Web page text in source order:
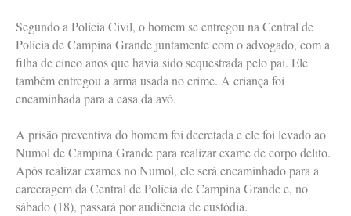
Segundo a Polícia Civil, o homem se entregou na Central de
Polícia de Campina Grande juntamente com o advogado, com a
filha de cinco anos que havia sido sequestrada pelo pai. Ele
também entregou a arma usada no crime. A criança foi
encaminhada para a casa da avó.
A prisão preventiva do homem foi decretada e ele foi levado ao
Numol de Campina Grande para realizar exame de corpo delito.
Após realizar exames no Numol, ele será encaminhado para a
carceragem da Central de Polícia de Campina Grande e, no
sábado (18), passará por audiência de custódia.